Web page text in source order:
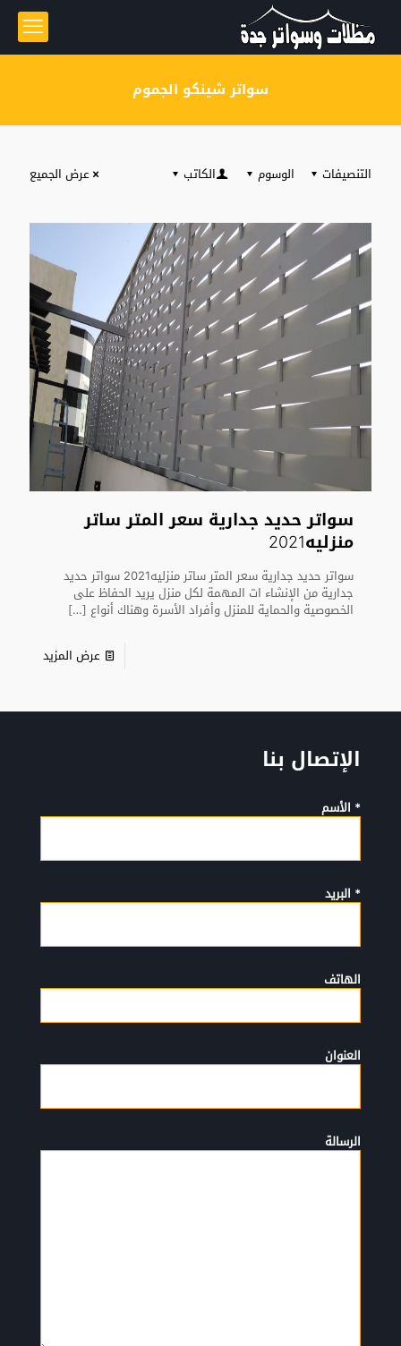
سواتر شينكو الجموم
التنصيفات الوسوم الكاتب عرض الجميع
سواتر حديد جدارية سعر المتر ساتر
منزليه2021
سواتر حديد جدارية سعر المتر ساتر منزليه2021 سواتر حديد
جدارية من الإنشاء ات المهمة لكل منزل يريد الحفاظ على
الخصوصية والحماية للمنزل وأفراد الأسرة وهناك أنواع […]
عرض المزيد
الإتصال بنا
* الأسم
* البريد
الهاتف
العنوان
الرسالة